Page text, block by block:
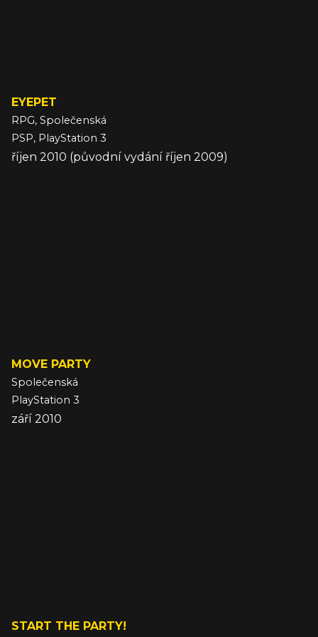
EYEPET
RPG, Společenská
PSP, PlayStation 3
říjen 2010 (původní vydání říjen 2009)
MOVE PARTY
Společenská
PlayStation 3
září 2010
START THE PARTY!